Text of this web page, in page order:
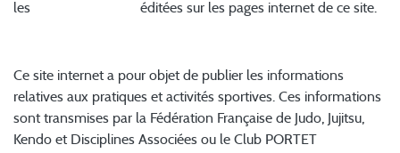
les
éditées sur les pages internet de ce site.
Ce site internet a pour objet de publier les informations
relatives aux pratiques et activités sportives. Ces informations
sont transmises par la Fédération Française de Judo, Jujitsu,
Kendo et Disciplines Associées ou le Club PORTET